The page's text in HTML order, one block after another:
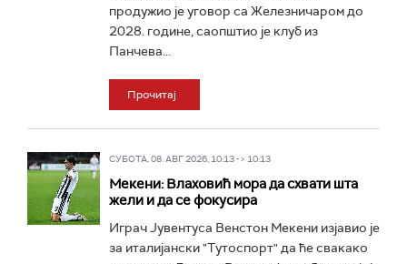
продужио је уговор са Железничаром до
2028. године, саопштио је клуб из
Панчева...
Прочитај
СУБОТА, 08. АВГ 2026, 10:13 -> 10:13
Мекени: Влаховић мора да схвати шта
жели и да се фокусира
Играч Јувентуса Венстон Мекени изјавио је
за италијански "Тутоспорт" да ће свакако